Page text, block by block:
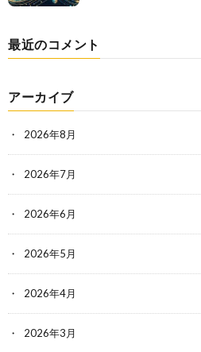
最近のコメント
アーカイブ
2026年8月
2026年7月
2026年6月
2026年5月
2026年4月
2026年3月